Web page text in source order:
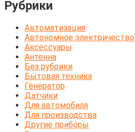
Рубрики
Автоматизация
Автономное электричество
Аксессуары
Антенна
Без рубрики
Бытовая техника
Генератор
Датчики
Для автомобиля
Для производства
Другие приборы